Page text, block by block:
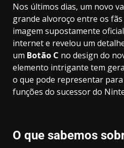
Nos últimos dias, um novo
grande alvoroço entre os
imagem supostamente
internet e revelou um
um Botão C no design do
elemento intrigante tem
o que pode representar
funções do sucessor do
O que sabemos